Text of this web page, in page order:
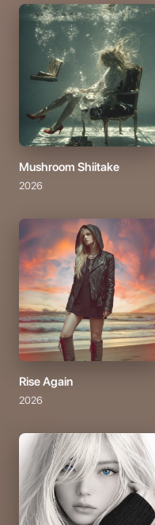
Mushroom Shiitake
2026
Rise Again
2026